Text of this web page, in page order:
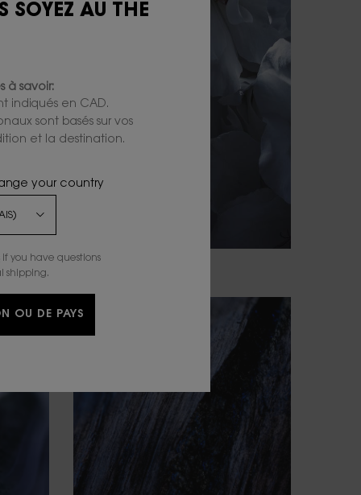
SOYEZ AU THE
à savoir:
indiqués en CAD.
sont basés sur vos
et la destination.
your country
if you have questions
shipping.
OU DE PAYS